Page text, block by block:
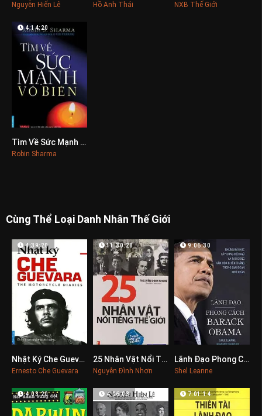
Nguyễn Hiến Lê Hồ Anh Thái NXB Thế Giới
0
4:14:20
Tìm Về Sức Mạnh Vô Biên
Robin Sharma
Cùng Thể Loại Danh Nhân Thế Giới
0
4:39:20
Nhật Ký Che Guevara
Ernesto Che Guevara
0
11:30:28
25 Nhân Vật Nổi Tiếng Thế Giới
Nguyễn Đình Nhơn
0
9:06:30
Lãnh Đạo Phong Cách Barack Obama
Shel Leanne
4:03:20 4:06:03 7:01:14